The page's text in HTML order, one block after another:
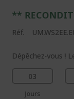
**
Réf.
Dépêchez-vous !
03
Jours